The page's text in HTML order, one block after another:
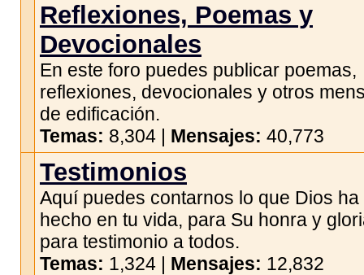
Reflexiones, Poemas y
Devocionales
En este foro puedes publicar poemas,
reflexiones, devocionales y otros
de edificación.
Temas: 8,304 | Mensajes: 40,773
Testimonios
Aquí puedes contarnos lo que Dios ha
hecho en tu vida, para Su honra y
para testimonio a todos.
Temas: 1,324 | Mensajes: 12,832